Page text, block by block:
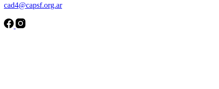
cad4@capsf.org.ar